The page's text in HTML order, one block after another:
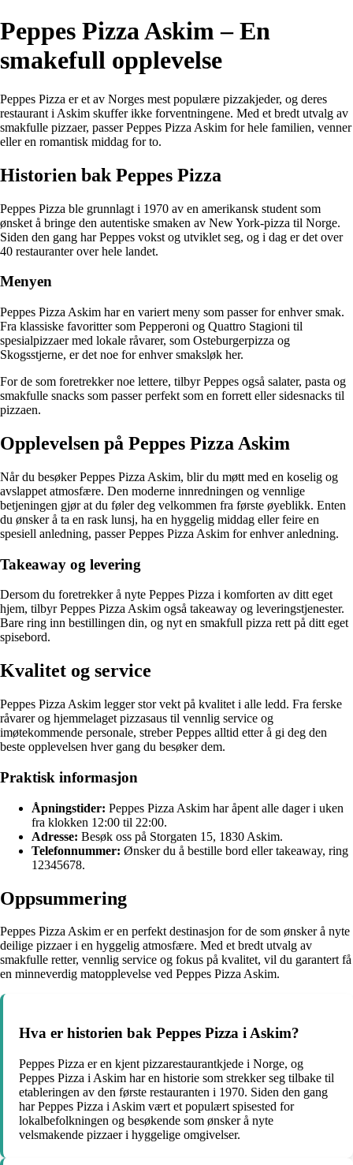
Peppes Pizza Askim – En
smakefull opplevelse
Peppes Pizza er et av Norges mest populære pizzakjeder, og deres
restaurant i Askim skuffer ikke forventningene. Med et bredt utvalg av
smakfulle pizzaer, passer Peppes Pizza Askim for hele familien, venner
eller en romantisk middag for to.
Historien bak Peppes Pizza
Peppes Pizza ble grunnlagt i 1970 av en amerikansk student som
ønsket å bringe den autentiske smaken av New York-pizza til Norge.
Siden den gang har Peppes vokst og utviklet seg, og i dag er det over
40 restauranter over hele landet.
Menyen
Peppes Pizza Askim har en variert meny som passer for enhver smak.
Fra klassiske favoritter som Pepperoni og Quattro Stagioni til
spesialpizzaer med lokale råvarer, som Osteburgerpizza og
Skogsstjerne, er det noe for enhver smaksløk her.
For de som foretrekker noe lettere, tilbyr Peppes også salater, pasta og
smakfulle snacks som passer perfekt som en forrett eller sidesnacks til
pizzaen.
Opplevelsen på Peppes Pizza Askim
Når du besøker Peppes Pizza Askim, blir du møtt med en koselig og
avslappet atmosfære. Den moderne innredningen og vennlige
betjeningen gjør at du føler deg velkommen fra første øyeblikk. Enten
du ønsker å ta en rask lunsj, ha en hyggelig middag eller feire en
spesiell anledning, passer Peppes Pizza Askim for enhver anledning.
Takeaway og levering
Dersom du foretrekker å nyte Peppes Pizza i komforten av ditt eget
hjem, tilbyr Peppes Pizza Askim også takeaway og leveringstjenester.
Bare ring inn bestillingen din, og nyt en smakfull pizza rett på ditt eget
spisebord.
Kvalitet og service
Peppes Pizza Askim legger stor vekt på kvalitet i alle ledd. Fra ferske
råvarer og hjemmelaget pizzasaus til vennlig service og
imøtekommende personale, streber Peppes alltid etter å gi deg den
beste opplevelsen hver gang du besøker dem.
Praktisk informasjon
Åpningstider: Peppes Pizza Askim har åpent alle dager i uken
fra klokken 12:00 til 22:00.
Adresse: Besøk oss på Storgaten 15, 1830 Askim.
Telefonnummer: Ønsker du å bestille bord eller takeaway, ring
12345678.
Oppsummering
Peppes Pizza Askim er en perfekt destinasjon for de som ønsker å nyte
deilige pizzaer i en hyggelig atmosfære. Med et bredt utvalg av
smakfulle retter, vennlig service og fokus på kvalitet, vil du garantert få
en minneverdig matopplevelse ved Peppes Pizza Askim.
Hva er historien bak Peppes Pizza i Askim?
Peppes Pizza er en kjent pizzarestaurantkjede i Norge, og
Peppes Pizza i Askim har en historie som strekker seg tilbake til
etableringen av den første restauranten i 1970. Siden den gang
har Peppes Pizza i Askim vært et populært spisested for
lokalbefolkningen og besøkende som ønsker å nyte
velsmakende pizzaer i hyggelige omgivelser.